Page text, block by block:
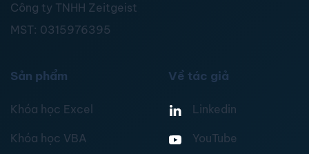
Công ty TNHH Zeitgeist
MST: 0315976395
Sản phẩm
Khóa học Excel
Khóa học VBA
Về tác giả
Linkedin
YouTube